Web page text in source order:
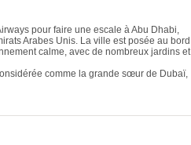
pour faire une escale à Abu Dhabi,
Arabes Unis. La ville est posée au bord
calme, avec de nombreux jardins et
comme la grande sœur de Dubaï,